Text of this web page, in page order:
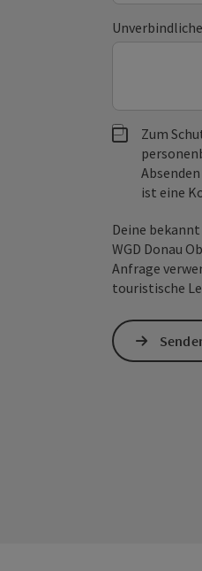
Zum
ist eine
Deine
WGD Donau
Anfrage
touristische